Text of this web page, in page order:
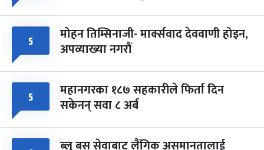
५ मोहन तिम्सिनाजी- मार्क्सवाद देववाणी होइन,
अपव्याख्या नगरौं
५ महानगरका १८७ सहकारीले फिर्ता दिन
सकेनन् सवा ८ अर्ब
ब्लु बस सेवाबाट लैंगिक असमानतालाई